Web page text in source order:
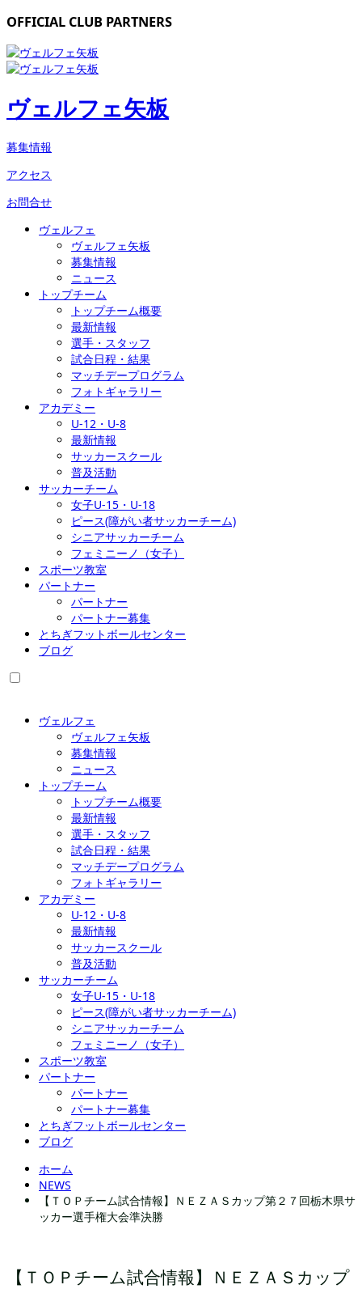
OFFICIAL CLUB PARTNERS
ヴェルフェ矢板
募集情報
アクセス
お問合せ
ヴェルフェ
ヴェルフェ矢板
募集情報
ニュース
トップチーム
トップチーム概要
最新情報
選手・スタッフ
試合日程・結果
マッチデープログラム
フォトギャラリー
アカデミー
U-12・U-8
最新情報
サッカースクール
普及活動
サッカーチーム
女子U-15・U-18
ピース(障がい者サッカーチーム)
シニアサッカーチーム
フェミニーノ（女子）
スポーツ教室
パートナー
パートナー
パートナー募集
とちぎフットボールセンター
ブログ
ヴェルフェ
ヴェルフェ矢板
募集情報
ニュース
トップチーム
トップチーム概要
最新情報
選手・スタッフ
試合日程・結果
マッチデープログラム
フォトギャラリー
アカデミー
U-12・U-8
最新情報
サッカースクール
普及活動
サッカーチーム
女子U-15・U-18
ピース(障がい者サッカーチーム)
シニアサッカーチーム
フェミニーノ（女子）
スポーツ教室
パートナー
パートナー
パートナー募集
とちぎフットボールセンター
ブログ
ホーム
NEWS
【ＴＯＰチーム試合情報】ＮＥＺＡＳカップ第２７回栃木県サ
ッカー選手権大会準決勝
【ＴＯＰチーム試合情報】ＮＥＺＡＳカップ